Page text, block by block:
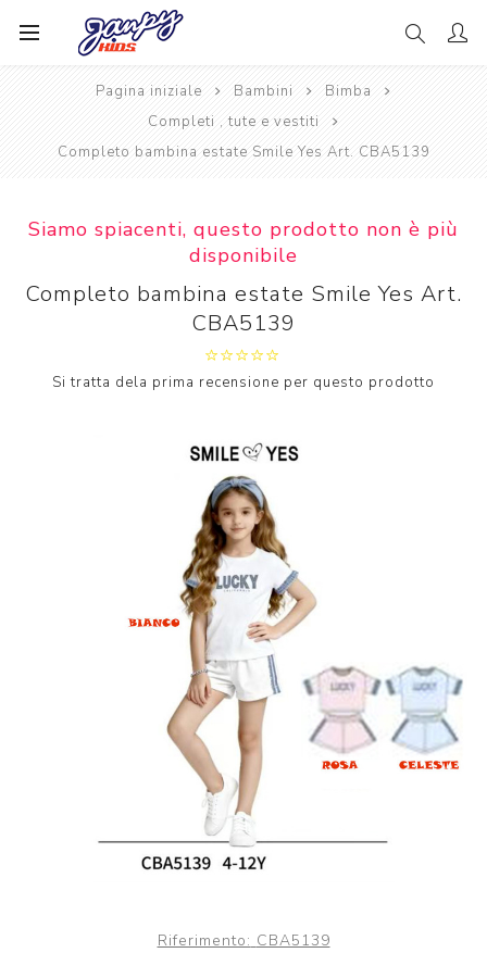
Pagina iniziale Bambini
Bimba
Completi , tute e vestiti
Completo bambina estate Smile Yes Art. CBA5139
Siamo spiacenti, questo prodotto non è più
disponibile
Completo bambina estate Smile Yes Art.
CBA5139
Si tratta dela prima recensione per questo prodotto
Riferimento: CBA5139